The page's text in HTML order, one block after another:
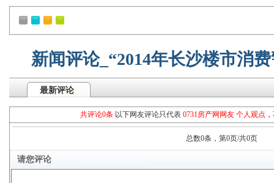
新闻评论_“2014年长沙楼市消
最新评论
共评论0条 以下网友评论只代表 0731房产网网友 个人观点
总数0条，第0页/共0页
请您评论